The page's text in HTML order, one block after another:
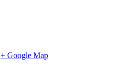
+ Google Map